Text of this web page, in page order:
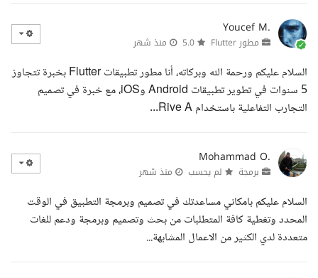
Youcef M.
مطور Flutter منذ شهر
السلام عليكم ورحمة الله وبركاته، أنا مطور تطبيقات Flutter بخبرة تتجاوز
5 سنوات في تطوير تطبيقات Android وiOS، مع خبرة في تصميم
التجارب التفاعلية باستخدام Rive A...
Mohammad O.
برمجة لم يحسب منذ شهر
السلام عليكم بامكاني مساعدتك في تصميم وبرمجة التطبيق في الوقت
المحدد وتغطية كافة المتطلبات من بحث وتصميم وبرمجة ودعم للغات
متعددة لدي الكثير من الاعمال المشابهة...